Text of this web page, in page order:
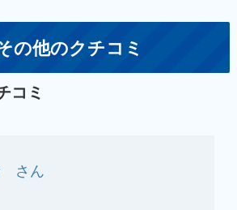
の他のクチコミ
コミ
さん